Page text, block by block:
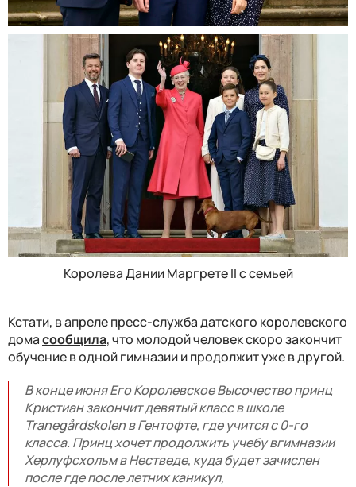
Королева Дании Маргрете II с семьей
Кстати, в апреле пресс-служба датского королевского
домасообщила, что молодой человек скоро закончит
обучение в одной гимназии и продолжит уже в другой.
В конце июня Его Королевское Высочество принц
Кристиан закончит девятый класс в школе
Tranegårdskolen в Гентофте, где учится с 0-го
класса. Принц хочет продолжить учебу вгимназии
Херлуфсхольм в Нестведе, куда будет зачислен
после где после летних каникул,